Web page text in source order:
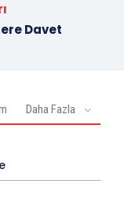
Davet
Daha Fazla